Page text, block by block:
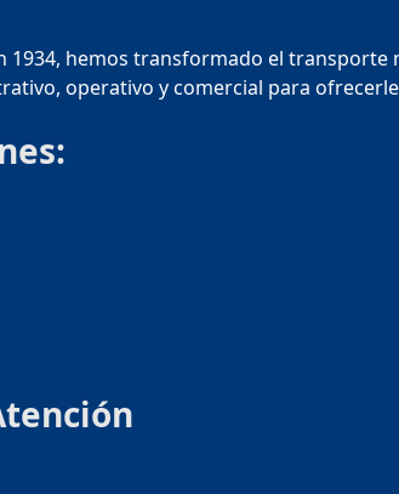
1934, hemos transformado el
operativo y comercial para